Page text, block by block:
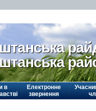
в
Електронне
звернення